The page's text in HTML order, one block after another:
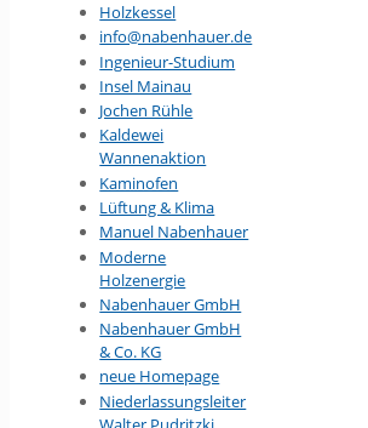
Holzkessel
info@nabenhauer.de
Ingenieur-Studium
Insel Mainau
Jochen Rühle
Kaldewei
Wannenaktion
Kaminofen
Lüftung & Klima
Manuel Nabenhauer
Moderne
Holzenergie
Nabenhauer GmbH
Nabenhauer GmbH
& Co. KG
neue Homepage
Niederlassungsleiter